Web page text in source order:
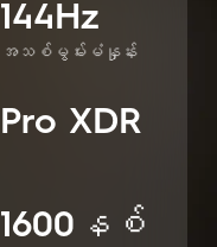
144Hz
အသစ်မွမ်းမံနှုန်း
Pro XDR
1600နစ်